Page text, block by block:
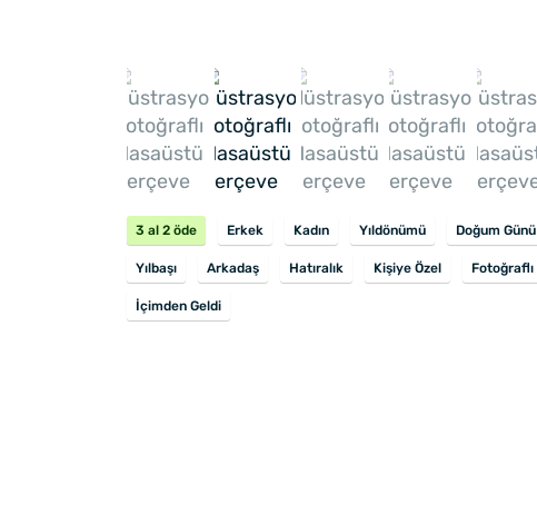
3 al 2 öde Erkek Kadın Yıldönümü Doğum Günü
Yılbaşı Arkadaş Hatıralık Kişiye Özel Fotoğraflı
İçimden Geldi